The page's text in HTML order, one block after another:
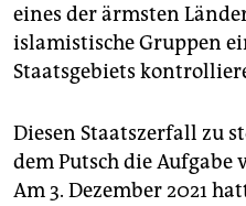
eines der ärmsten
islamistische Gruppen
Staatsgebiets
Diesen Staatszerfall zu
dem Putsch die Aufgabe
Am 3. Dezember 2021